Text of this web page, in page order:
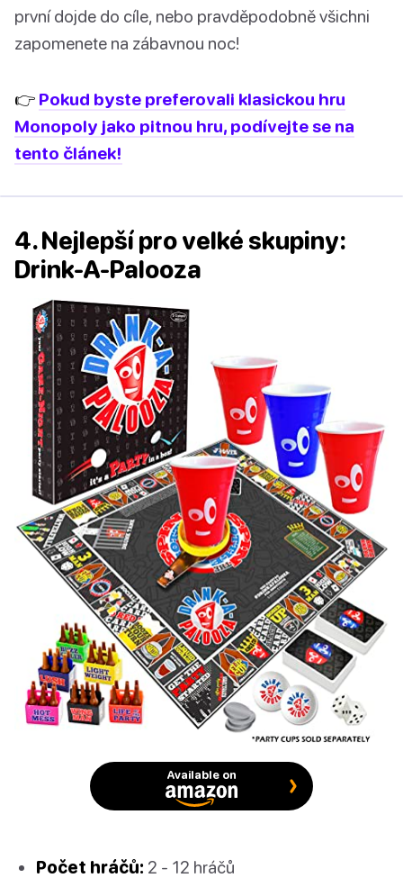
první dojde do cíle, nebo pravděpodobně všichni
zapomenete na zábavnou noc!
👉 Pokud byste preferovali klasickou hru
Monopoly jako pitnou hru, podívejte se na
tento článek!
4. Nejlepší pro velké skupiny:
Drink-A-Palooza
Available on
Počet hráčů: 2 - 12 hráčů